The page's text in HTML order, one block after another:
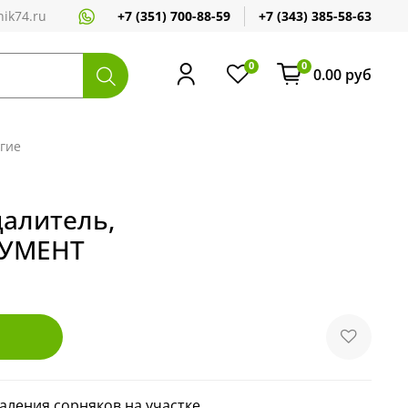
+7 (351) 700-88-59 +7 (343) 385-58-63
0 0 0.00 руб